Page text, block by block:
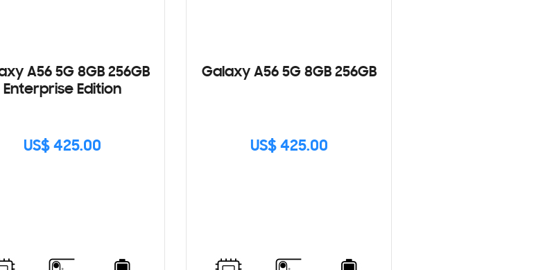
A56 5G 8GB 256GB
Enterprise Edition
US$ 425.00
Galaxy A56 5G 8GB 256GB
US$ 425.00